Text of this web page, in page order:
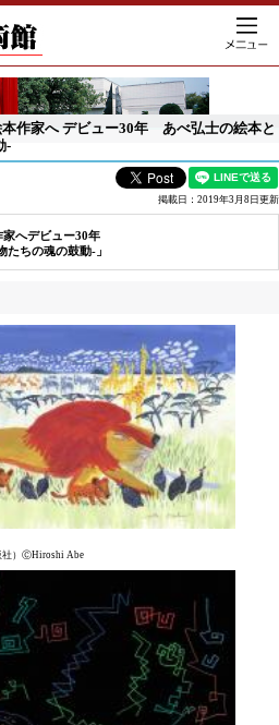
作家へ デビュー30年 あべ弘士の絵本と
-
掲載日：2019年3月8日更新
へデビュー30年
ちの魂の鼓動-」
社）ⒸHiroshi Abe